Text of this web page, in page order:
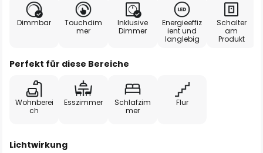
Dimmbar
Touchdim
mer
Inklusive
Dimmer
Energieeffiz
ient und
langlebig
Schalter
am
Produkt
Perfekt für diese Bereiche
Wohnberei
ch
Esszimmer
Schlafzim
mer
Flur
Lichtwirkung